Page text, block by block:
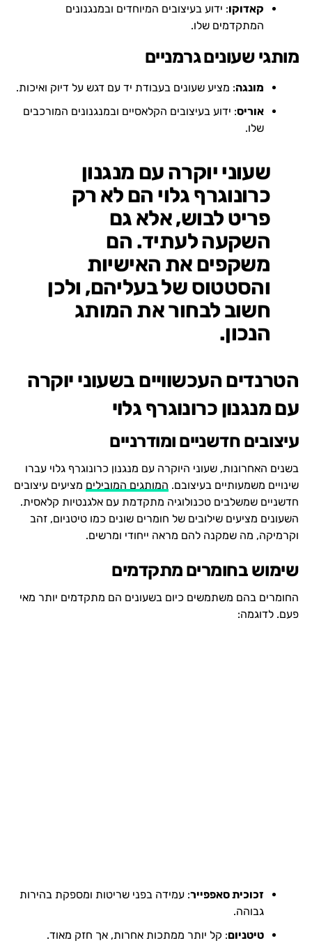
קאדוקו: ידוע בעיצובים המיוחדים ובמנגנונים
המתקדמים שלו.
מותגי שעונים גרמניים
מונגה: מציע שעונים בעבודת יד עם דגש על דיוק ואיכות.
אוריס: ידוע בעיצובים הקלאסיים ובמנגנונים המורכבים
שלו.
שעוני יוקרה עם מנגנון
כרונוגרף גלוי הם לא רק
פריט לבוש, אלא גם
השקעה לעתיד. הם
משקפים את האישיות
והסטטוס של בעליהם, ולכן
חשוב לבחור את המותג
הנכון.
הטרנדים העכשוויים בשעוני יוקרה
עם מנגנון כרונוגרף גלוי
עיצובים חדשניים ומודרניים
בשנים האחרונות, שעוני היוקרה עם מנגנון כרונוגרף גלוי עברו
שינויים משמעותיים בעיצובם. המותגים המובילים מציעים עיצובים
חדשניים שמשלבים טכנולוגיה מתקדמת עם אלגנטיות קלאסית.
השעונים מציעים שילובים של חומרים שונים כמו טיטניום, זהב
וקרמיקה, מה שמקנה להם מראה ייחודי ומרשים.
שימוש בחומרים מתקדמים
החומרים בהם משתמשים כיום בשעונים הם מתקדמים יותר מאי
פעם. לדוגמה:
זכוכית סאפפייר: עמידה בפני שריטות ומספקת בהירות
גבוהה.
טיטניום: קל יותר ממתכות אחרות, אך חזק מאוד.